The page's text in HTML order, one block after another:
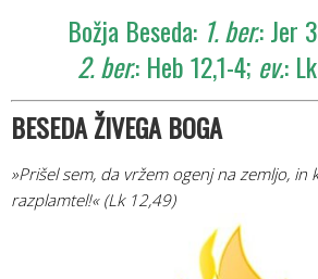
Božja Beseda: 1. ber.: Jer
2. ber.: Heb 12,1-4; ev.:
BESEDA ŽIVEGA BOGA
»Prišel sem, da vržem ogenj na zemljo, in
razplamtel!« (Lk 12,49)